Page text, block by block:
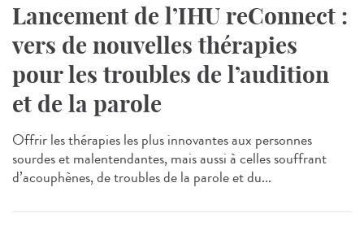
Lancement de l’IHU reConnect :
vers de nouvelles thérapies
pour les troubles de l’audition
et de la parole
Offrir les thérapies les plus innovantes aux personnes
sourdes et malentendantes, mais aussi à celles souffrant
d’acouphènes, de troubles de la parole et du...